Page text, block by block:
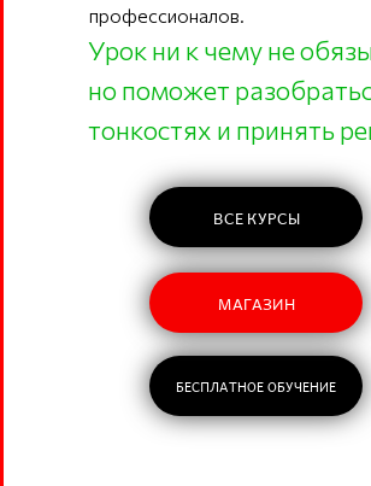
БЕСПЛАТНОЕ ОБУЧЕНИЕ
ВСЕ КУРСЫ
МАГАЗИН
профессионалов.
Урок ни к чему не
но поможет
тонкостях и принять